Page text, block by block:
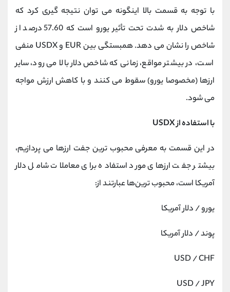
با توجه به قسمت بالا اینگونه می توان نتیجه گیری کرد که
شاخص دلار به شدت تحت تأثیر یورو است که 57.60 درصد از
شاخص را نشان می ‌دهد. همبستگی بین EUR و USDX منفی
است، در بیشتر مواقع، زمانی که شاخص دلار بالا می ‌رود، سایر
ارزها (مخصوصا یورو) سقوط می‌ کنند و با کاهش ارزش مواجه
می شود.
با استفاده از USDX
در این قسمت به معرفی محبوب ترین جفت ارزها می پردازیم،
بیشتر جفت ارزهای مورد استفاده برای معاملات شامل دلار
آمریکا است، محبوب ترین‌ها عبارتند از:
یورو / دلار آمریکا
پوند / دلار آمریکا
USD / CHF
USD / JPY